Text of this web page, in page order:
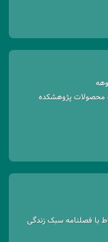
پژوهشکده
با فصلنامه سبک زندگی